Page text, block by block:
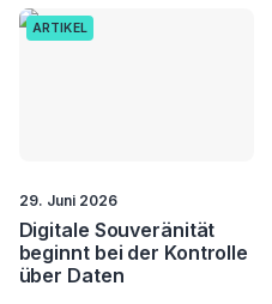
ARTIKEL
29. Juni 2026
Digitale Souveränität
beginnt bei der Kontrolle
über Daten